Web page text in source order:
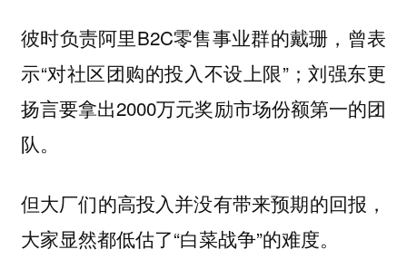
彼时负责阿里B2C零售事业群的戴珊，曾表
示“对社区团购的投入不设上限”；刘强东更
扬言要拿出2000万元奖励市场份额第一的团
队。
但大厂们的高投入并没有带来预期的回报，
大家显然都低估了“白菜战争”的难度。